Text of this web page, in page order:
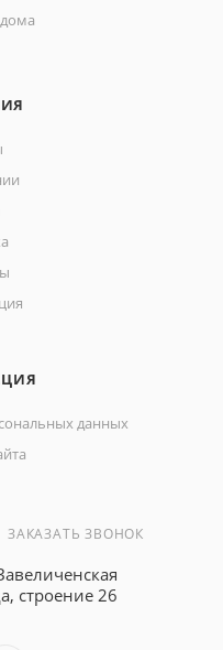
данных
ЗАКАЗАТЬ ЗВОНОК
строение 26